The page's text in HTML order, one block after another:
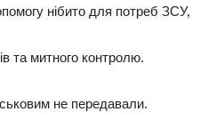
нібито для потреб ЗСУ,
та митного контролю.
не передавали.